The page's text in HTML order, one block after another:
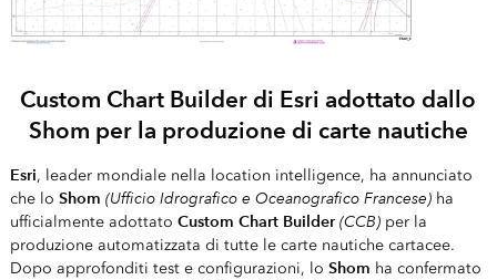
Custom Chart Builder di Esri adottato dallo
Shom per la produzione di carte nautiche
Esri, leader mondiale nella location intelligence, ha annunciato
che lo Shom (Ufficio Idrografico e Oceanografico Francese)ha
ufficialmente adottato Custom Chart Builder (CCB)per la
produzione automatizzata di tutte le carte nautiche cartacee.
Dopo approfonditi test e configurazioni, lo Shom ha confermato